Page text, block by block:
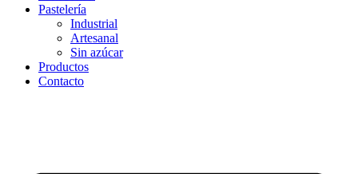
Pastelería
Industrial
Artesanal
Sin azúcar
Productos
Contacto